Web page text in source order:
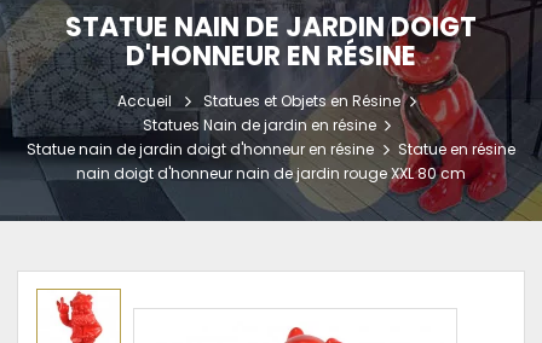
STATUE NAIN DE JARDIN DOIGT
D'HONNEUR EN RÉSINE
Accueil
Statues et Objets en Résine
Statues Nain de jardin en résine
Statue nain de jardin doigt d'honneur en résine
Statue en résine
nain doigt d'honneur nain de jardin rouge XXL 80 cm